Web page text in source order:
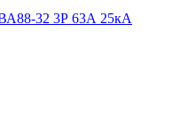
32 3Р 63А 25кА